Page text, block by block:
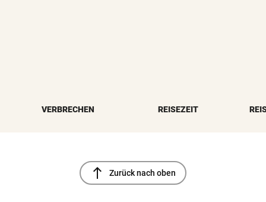
VERBRECHEN REISEZEIT
north Zurück nach oben